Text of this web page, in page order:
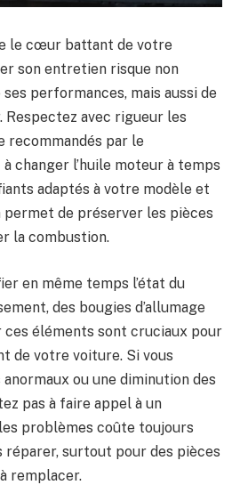
le cœur battant de votre
son entretien risque non
performances, mais aussi de
Respectez avec rigueur les
recommandés par le
changer l’huile moteur à temps
adaptés à votre modèle et
permet de préserver les pièces
la combustion.
en même temps l’état du
des bougies d’allumage
ces éléments sont cruciaux pour
de votre voiture. Si vous
ou une diminution des
pas à faire appel à un
problèmes coûte toujours
réparer, surtout pour des pièces
remplacer.